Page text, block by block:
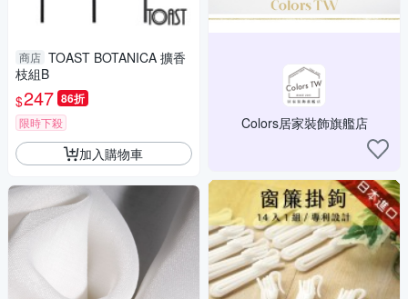
商店 TOAST BOTANICA 擴香
枝組B
$247 86折
限時下殺
加入購物車
Colors居家裝飾旗艦店